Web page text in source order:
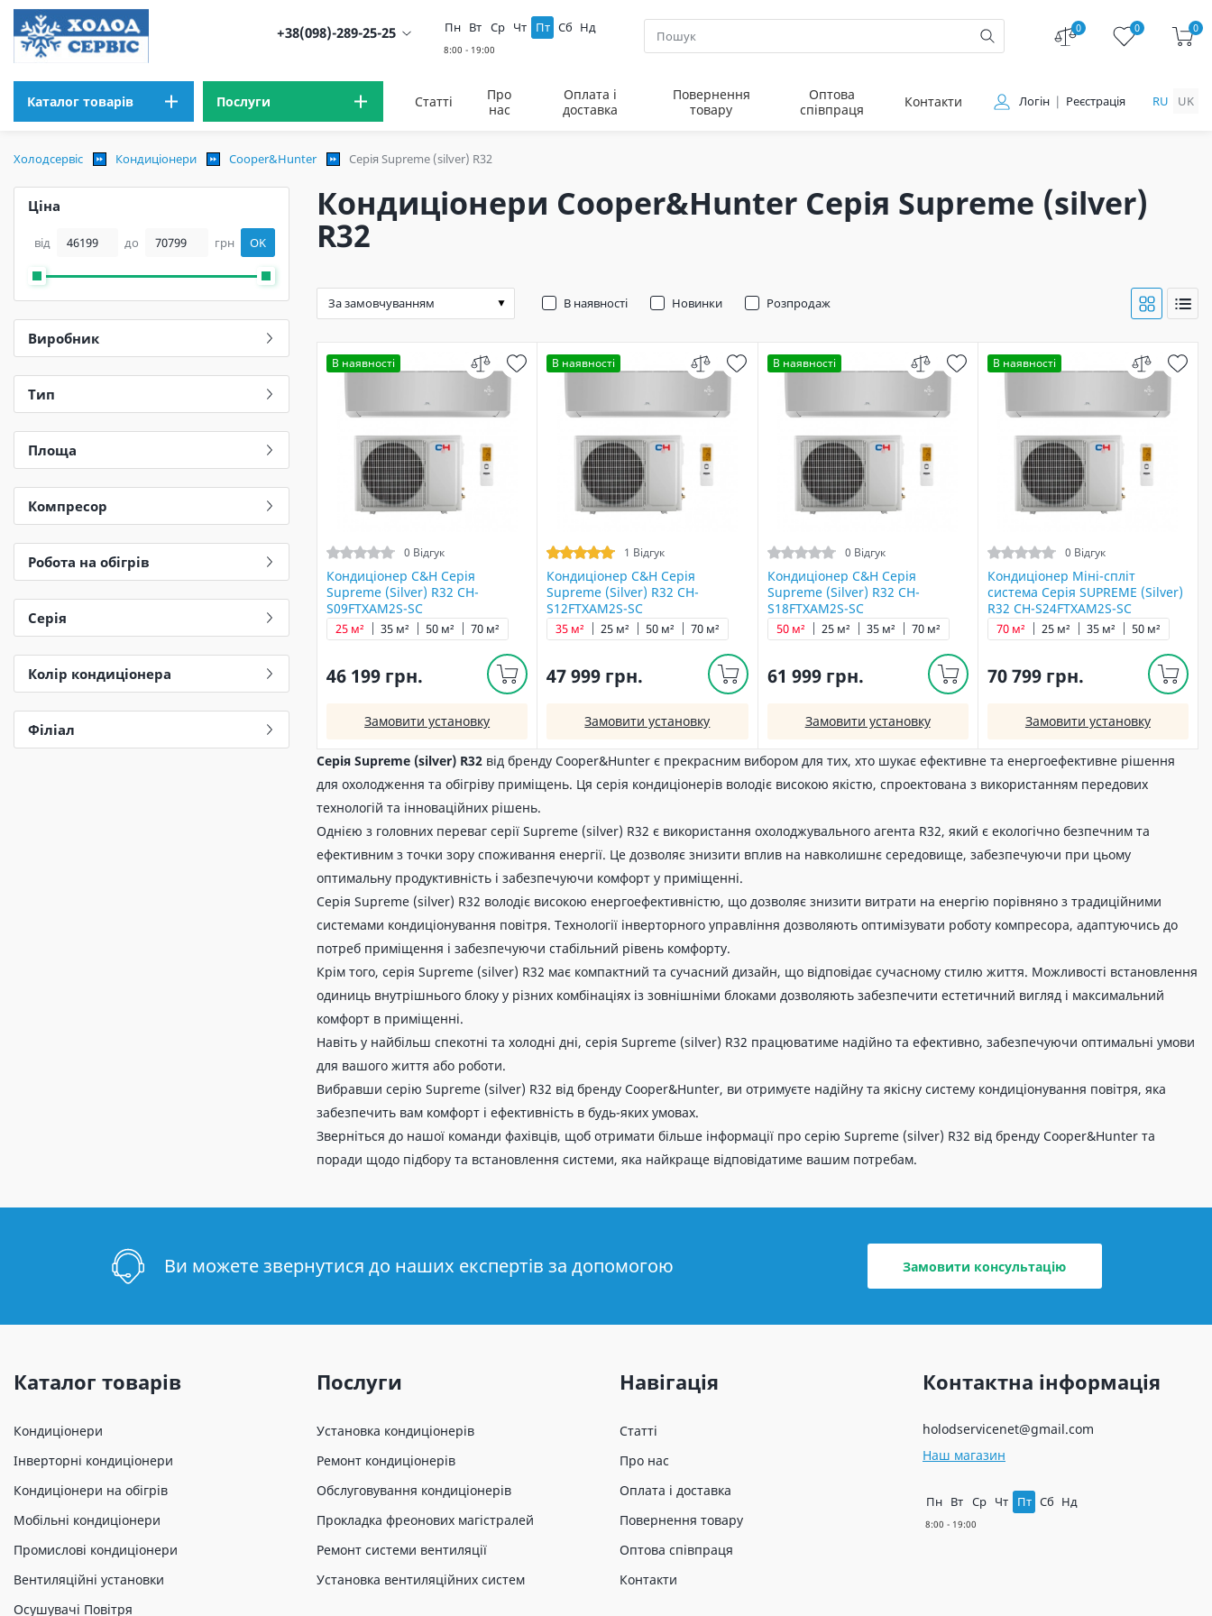
+38(098)-289-25-25 Пн Вт Ср Чт Пт Сб Нд 0 0 0
Каталог товарів Послуги Статті
Про
нас
Оплата і
доставка
Повернення
товару
Оптова
співпраця
Контакти Логін Реєстрація RU UK
Холодсервіс Кондиціонери Cooper&Hunter Серія Supreme (silver) R32
Ціна
від до грн OK
Виробник
Тип
Площа
Компресор
Робота на обігрів
Серія
Колір кондиціонера
Філіал
Кондиціонери Cooper&Hunter Серія Supreme (silver)
R32
В наявності Новинки Розпродаж
В наявності
0 Відгук
Кондиціонер C&H Серія
Supreme (Silver) R32 CH-
S09FTXAM2S-SC
25 м² 35 м² 50 м² 70 м²
46 199 грн.
Замовити установку
В наявності
1 Відгук
Кондиціонер C&H Серія
Supreme (Silver) R32 CH-
S12FTXAM2S-SC
25 м²
35 м² 50 м² 70 м²
47 999 грн.
Замовити установку
В наявності
0 Відгук
Кондиціонер C&H Серія
Supreme (Silver) R32 CH-
S18FTXAM2S-SC
25 м² 35 м²
50 м² 70 м²
61 999 грн.
Замовити установку
В наявності
0 Відгук
Кондиціонер Міні-спліт
система Серія SUPREME (Silver)
R32 CH-S24FTXAM2S-SC
25 м² 35 м² 50 м²
70 м²
70 799 грн.
Замовити установку
Серія Supreme (silver) R32 від бренду Cooper&Hunter є прекрасним вибором для тих, хто шукає ефективне та енергоефективне рішення
для охолодження та обігріву приміщень. Ця серія кондиціонерів володіє високою якістю, спроектована з використанням передових
технологій та інноваційних рішень.
Однією з головних переваг серії Supreme (silver) R32 є використання охолоджувального агента R32, який є екологічно безпечним та
ефективним з точки зору споживання енергії. Це дозволяє знизити вплив на навколишнє середовище, забезпечуючи при цьому
оптимальну продуктивність і забезпечуючи комфорт у приміщенні.
Серія Supreme (silver) R32 володіє високою енергоефективністю, що дозволяє знизити витрати на енергію порівняно з традиційними
системами кондиціонування повітря. Технології інверторного управління дозволяють оптимізувати роботу компресора, адаптуючись до
потреб приміщення і забезпечуючи стабільний рівень комфорту.
Крім того, серія Supreme (silver) R32 має компактний та сучасний дизайн, що відповідає сучасному стилю життя. Можливості встановлення
одиниць внутрішнього блоку у різних комбінаціях із зовнішніми блоками дозволяють забезпечити естетичний вигляд і максимальний
комфорт в приміщенні.
Навіть у найбільш спекотні та холодні дні, серія Supreme (silver) R32 працюватиме надійно та ефективно, забезпечуючи оптимальні умови
для вашого життя або роботи.
Вибравши серію Supreme (silver) R32 від бренду Cooper&Hunter, ви отримуєте надійну та якісну систему кондиціонування повітря, яка
забезпечить вам комфорт і ефективність в будь-яких умовах.
Зверніться до нашої команди фахівців, щоб отримати більше інформації про серію Supreme (silver) R32 від бренду Cooper&Hunter та
поради щодо підбору та встановлення системи, яка найкраще відповідатиме вашим потребам.
Ви можете звернутися до наших експертів за допомогою Замовити консультацію
Каталог товарів
Кондиціонери
Інверторні кондиціонери
Кондиціонери на обігрів
Мобільні кондиціонери
Промислові кондиціонери
Вентиляційні установки
Осушувачі Повітря
Послуги
Установка кондиціонерів
Ремонт кондиціонерів
Обслуговування кондиціонерів
Прокладка фреонових магістралей
Ремонт системи вентиляції
Установка вентиляційних систем
Навігація
Статті
Про нас
Оплата і доставка
Повернення товару
Оптова співпраця
Контакти
Контактна інформація
holodservicenet@gmail.com
Наш магазин
Пн Вт Ср Чт Пт Сб Нд